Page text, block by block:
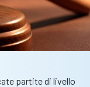
partite di livello